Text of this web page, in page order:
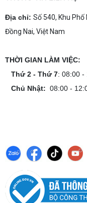
Địa chỉ: Số 540, Khu
Đồng Nai, Việt Nam
THỜI GIAN LÀM VIỆC:
Thứ 2 - Thứ 7: 08:00 -
Chủ Nhật: 08:00 -